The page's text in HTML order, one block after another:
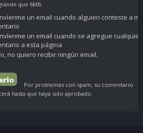
que 6MB.
un email cuando alguien conteste a mi
un email cuando se agregue cualquier
a esta página
no quiero recibir ningún email.
Por problemas con spam, su comentario
hasta que haya sido aprobado.